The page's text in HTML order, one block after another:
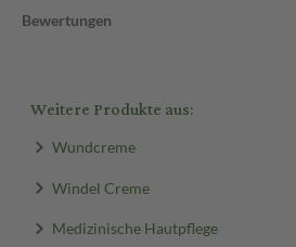
Bewertungen
Weitere Produkte aus:
Wundcreme
Windel Creme
Medizinische Hautpflege